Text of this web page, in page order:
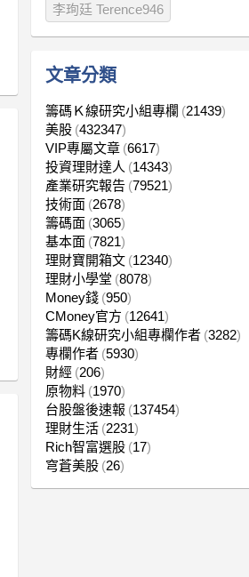
李珣廷 Terence946
文章分類
籌碼Ｋ線研究小組專欄
21439
美股 432347
VIP專屬文章 6617
投資理財達人
14343
產業研究報告 79521
技術面 2678
籌碼面 3065
基本面 7821
理財寶開箱文 12340
理財小學堂 8078
Money錢 950
CMoney官方 12641
籌碼K線研究小組專欄作者 3282
專欄作者 5930
財經 206
原物料 1970
台股盤後速報 137454
理財生活 2231
Rich智富選股 17
穹蒼美股 26